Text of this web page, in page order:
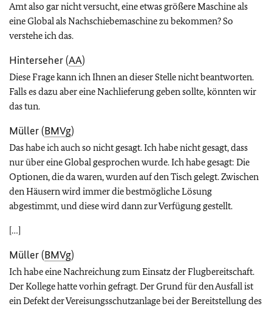
Amt also gar nicht versucht, eine etwas größere Maschine als
eine Global als Nachschiebemaschine zu bekommen? So
verstehe ich das.
Hinterseher (AA)
Diese Frage kann ich Ihnen an dieser Stelle nicht beantworten.
Falls es dazu aber eine Nachlieferung geben sollte, könnten wir
das tun.
Müller (BMVg)
Das habe ich auch so nicht gesagt. Ich habe nicht gesagt, dass
nur über eine Global gesprochen wurde. Ich habe gesagt: Die
Optionen, die da waren, wurden auf den Tisch gelegt. Zwischen
den Häusern wird immer die bestmögliche Lösung
abgestimmt, und diese wird dann zur Verfügung gestellt.
[…]
Müller (BMVg)
Ich habe eine Nachreichung zum Einsatz der Flugbereitschaft.
Der Kollege hatte vorhin gefragt. Der Grund für den Ausfall ist
ein Defekt der Vereisungsschutzanlage bei der Bereitstellung des